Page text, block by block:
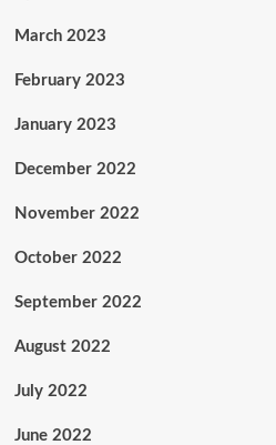
March 2023
February 2023
January 2023
December 2022
November 2022
October 2022
September 2022
August 2022
July 2022
June 2022